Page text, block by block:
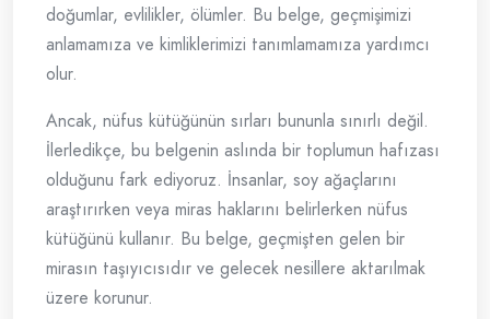
doğumlar, evlilikler, ölümler. Bu belge, geçmişimizi
anlamamıza ve kimliklerimizi tanımlamamıza yardımcı
olur.
Ancak, nüfus kütüğünün sırları bununla sınırlı değil.
İlerledikçe, bu belgenin aslında bir toplumun hafızası
olduğunu fark ediyoruz. İnsanlar, soy ağaçlarını
araştırırken veya miras haklarını belirlerken nüfus
kütüğünü kullanır. Bu belge, geçmişten gelen bir
mirasın taşıyıcısıdır ve gelecek nesillere aktarılmak
üzere korunur.